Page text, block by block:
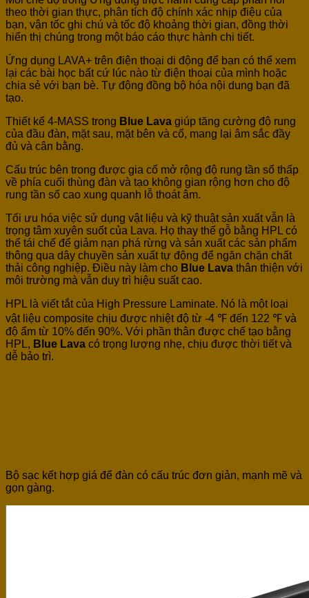
theo thời gian thực, phân tích độ chính xác nhịp điệu của
bạn, vận tốc ghi chú và tốc độ khoảng thời gian, đồng thời
hiển thị chúng trong một báo cáo thực hành chi tiết.
Ứng dụng LAVA+ trên điện thoại di động để bạn có thể xem
lại các bài học bất cứ lúc nào từ điện thoại của mình hoặc
chia sẻ với bạn bè. Tự động đồng bộ hóa nội dung bạn đã
tạo.
Thiết kế 4-MASS trong Blue Lava giúp tăng cường độ rung
của đầu đàn, mặt sau, mặt bên và cổ, mang lại âm sắc đầy
đủ và cân bằng.
Cấu trúc bên trong được gia cố mở rộng độ rung tần số thấp
về phía cuối thùng đàn và tạo không gian rộng hơn cho độ
rung tần số cao xung quanh lỗ thoát âm.
Tối ưu hóa việc sử dụng vật liệu và kỹ thuật sản xuất vẫn là
trọng tâm xuyên suốt của Lava. Họ thay thế gỗ bằng HPL có
thể tái chế để giảm nạn phá rừng và sản xuất các sản phẩm
thông qua dây chuyền sản xuất tự động để ngăn chặn chất
thải công nghiệp. Điều này làm cho Blue Lava thân thiện với
môi trường mà vẫn duy trì hiệu suất cao.
HPL là viết tắt của High Pressure Laminate. Nó là một loại
vật liệu composite chịu được nhiệt độ từ -4 ℉ đến 122 ℉ và
độ ẩm từ 10% đến 90%. Với phần thân được chế tạo bằng
HPL, Blue Lava có trọng lượng nhẹ, chịu được thời tiết và
dễ bảo trì.
Bộ sạc kết hợp giá để đàn có cấu trúc đơn giản, mạnh mẽ và
gọn gàng.